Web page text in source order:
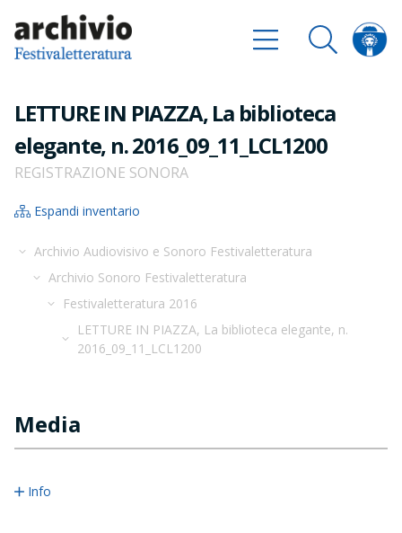
LETTURE IN PIAZZA, La biblioteca
elegante, n. 2016_09_11_LCL1200
REGISTRAZIONE SONORA
Espandi inventario
Archivio Audiovisivo e Sonoro Festivaletteratura
Archivio Sonoro Festivaletteratura
Festivaletteratura 2016
LETTURE IN PIAZZA, La biblioteca elegante, n.
2016_09_11_LCL1200
Media
Info